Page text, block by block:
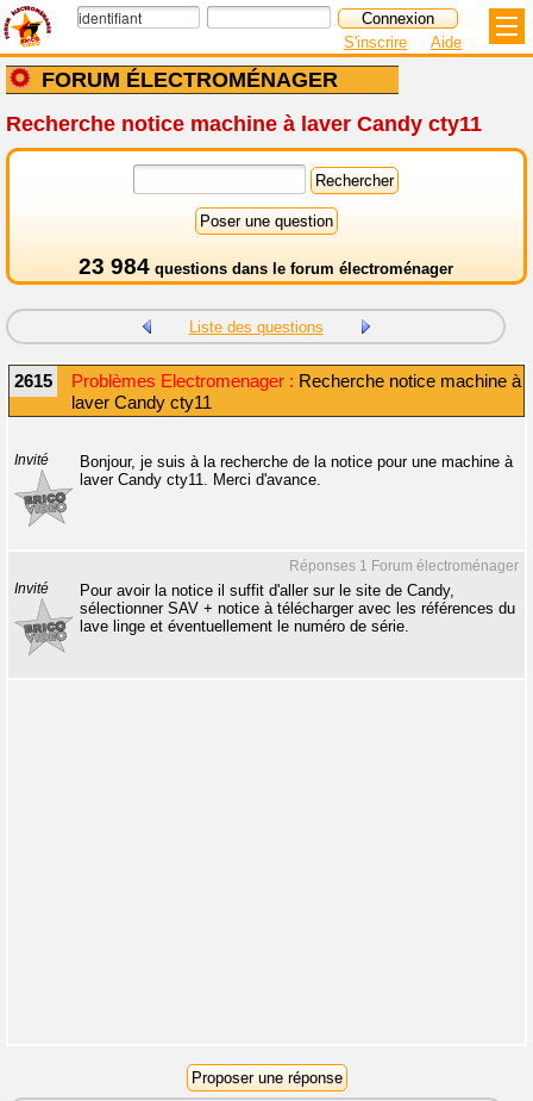
FORUM ÉLECTROMÉNAGER
S'inscrire Aide
Recherche notice machine à laver Candy cty11
23 984 questions dans le forum électroménager
Liste des questions
2615 Problèmes Electromenager : Recherche notice machine à
laver Candy cty11
Invité
Bonjour, je suis à la recherche de la notice pour une machine à
laver Candy cty11. Merci d'avance.
Réponses 1 Forum électroménager
Invité
Pour avoir la notice il suffit d'aller sur le site de Candy,
sélectionner SAV + notice à télécharger avec les références du
lave linge et éventuellement le numéro de série.